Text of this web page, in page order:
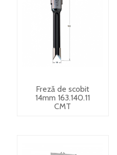
Freză de scobit
14mm 163.140.11
CMT